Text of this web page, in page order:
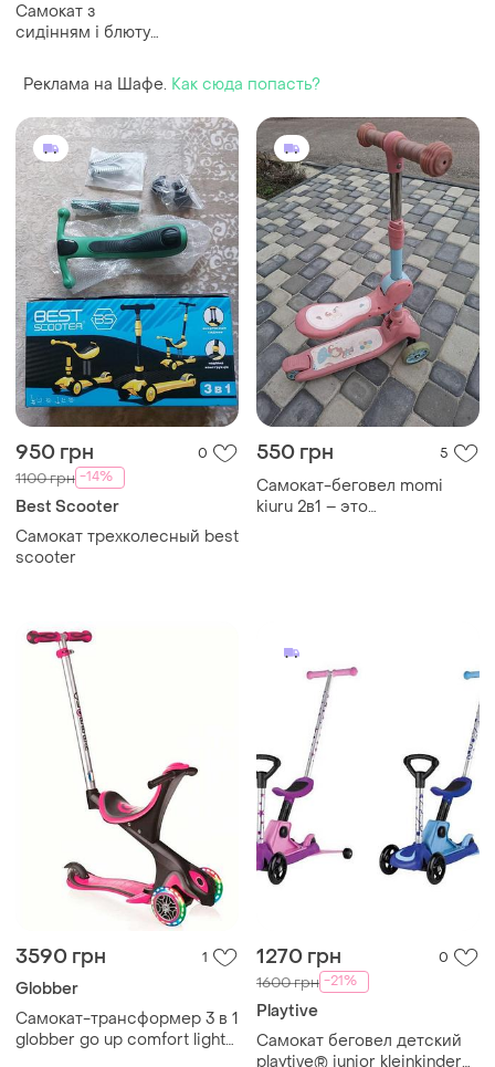
Самокат з
сидінням і блютуз
Реклама на Шафе. Как сюда попасть?
950 грн 0
1100 грн -14%
Best Scooter
Самокат трехколесный best
scooter
550 грн 5
Самокат-беговел momi
kiuru 2в1 – это
3590 грн 1
Globber
Самокат-трансформер 3 в 1
globber go up comfort lights
1270 грн 0
1600 грн -21%
Playtive
Самокат беговел детский
playtive® junior kleinkinder